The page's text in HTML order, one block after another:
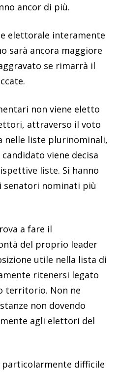
ancor di più.
elettorale interamente
sarà ancora maggiore
se rimarrà il
non viene eletto
attraverso il voto
nelle liste plurinominali,
viene decisa
liste. Si hanno
senatori nominati più
a fare il
del proprio leader
utile nella lista di
ritenersi legato
territorio. Non ne
non dovendo
agli elettori del
difficile